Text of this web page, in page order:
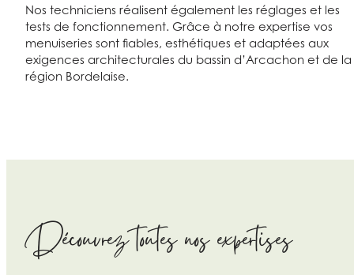
Nos techniciens réalisent également les réglages et les
tests de fonctionnement. Grâce à notre expertise vos
menuiseries sont fiables, esthétiques et adaptées aux
exigences architecturales du bassin d’Arcachon et de la
région Bordelaise.
Découvrez toutes nos expertises